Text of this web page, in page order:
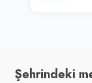
Şehrindeki